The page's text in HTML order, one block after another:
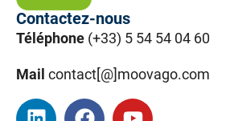
Contactez-nous
Téléphone (+33) 5 54 54 04 60
Mail contact[@]moovago.com